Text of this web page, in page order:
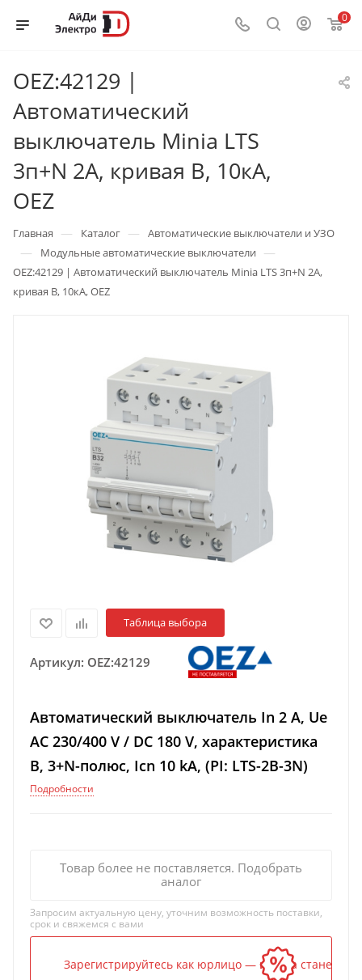
0
OEZ:42129 |
Автоматический
выключатель Minia LTS
3п+N 2А, кривая B, 10кА,
OEZ
Главная — Каталог — Автоматические выключатели и УЗО
— Модульные автоматические выключатели —
OEZ:42129 | Автоматический выключатель Minia LTS 3п+N 2А,
кривая B, 10кА, OEZ
Таблица выбора
Артикул: OEZ:42129
Автоматический выключатель In 2 A, Ue
AC 230/400 V / DC 180 V, характеристика
B, 3+N-полюс, Icn 10 kA, (PI: LTS-2B-3N)
Подробности
Товар более не поставляется. Подобрать
аналог
Запросим актуальную цену, уточним возможность поставки,
срок и свяжемся с вами
Зарегистрируйтесь как юрлицо — и цена станет